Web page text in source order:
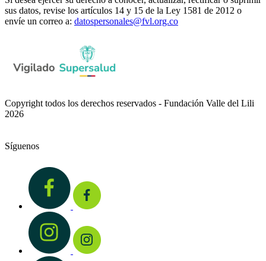
sus datos, revise los artículos 14 y 15 de la Ley 1581 de 2012 o
envíe un correo a: datospersonales@fvl.org.co
Copyright todos los derechos reservados - Fundación Valle del Lili
2026
Síguenos